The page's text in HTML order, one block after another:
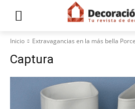
Inicio Extravagancias en la más bella
Captura